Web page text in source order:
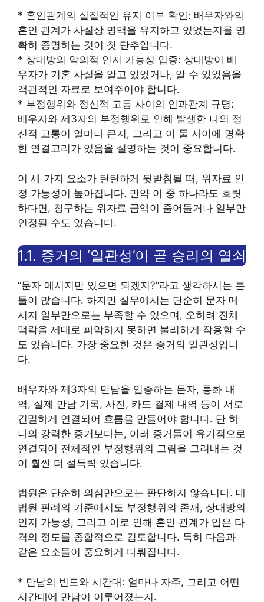
* 혼인관계의 실질적인 유지 여부 확인: 배우자와의
혼인 관계가 사실상 명맥을 유지하고 있었는지를 명
확히 증명하는 것이 첫 단추입니다.
* 상대방의 악의적 인지 가능성 입증: 상대방이 배
우자가 기혼 사실을 알고 있었거나, 알 수 있었음을
객관적인 자료로 보여주어야 합니다.
* 부정행위와 정신적 고통 사이의 인과관계 규명:
배우자와 제3자의 부정행위로 인해 발생한 나의 정
신적 고통이 얼마나 큰지, 그리고 이 둘 사이에 명확
한 연결고리가 있음을 설명하는 것이 중요합니다.
이 세 가지 요소가 탄탄하게 뒷받침될 때, 위자료 인
정 가능성이 높아집니다. 만약 이 중 하나라도 흐릿
하다면, 청구하는 위자료 금액이 줄어들거나 일부만
인정될 수도 있습니다.
1.1. 증거의 ‘일관성’이 곧 승리의 열쇠
“문자 메시지만 있으면 되겠지?”라고 생각하시는 분
들이 많습니다. 하지만 실무에서는 단순히 문자 메
시지 일부만으로는 부족할 수 있으며, 오히려 전체
맥락을 제대로 파악하지 못하면 불리하게 작용할 수
도 있습니다. 가장 중요한 것은 증거의 일관성입니
다.
배우자와 제3자의 만남을 입증하는 문자, 통화 내
역, 실제 만남 기록, 사진, 카드 결제 내역 등이 서로
긴밀하게 연결되어 흐름을 만들어야 합니다. 단 하
나의 강력한 증거보다는, 여러 증거들이 유기적으로
연결되어 전체적인 부정행위의 그림을 그려내는 것
이 훨씬 더 설득력 있습니다.
법원은 단순히 의심만으로는 판단하지 않습니다. 대
법원 판례의 기준에서도 부정행위의 존재, 상대방의
인지 가능성, 그리고 이로 인해 혼인 관계가 입은 타
격의 정도를 종합적으로 검토합니다. 특히 다음과
같은 요소들이 중요하게 다뤄집니다.
* 만남의 빈도와 시간대: 얼마나 자주, 그리고 어떤
시간대에 만남이 이루어졌는지.